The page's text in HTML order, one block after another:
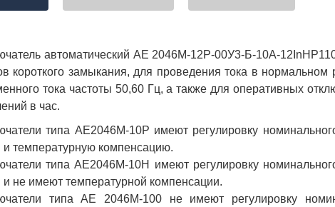
автоматический АЕ 2046М-12Р-00У3-Б-10А-
короткого замыкания, для проведения тока в
тока частоты 50,60 Гц, а также для оперативных
в час.
типа АЕ2046М-10Р имеют регулировку
и температурную компенсацию.
типа АЕ2046М-10Н имеют регулировку
и не имеют температурной компенсации.
типа АЕ 2046М-100 не имеют регулировку